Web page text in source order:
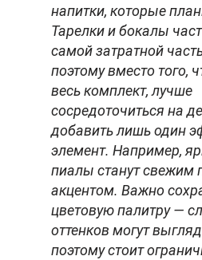
напитки, которые
Тарелки и бокалы
самой затратной
поэтому вместо того,
весь комплект, лучше
сосредоточиться на
добавить лишь один
элемент. Например,
пиалы станут
акцентом. Важно
цветовую палитру —
оттенков могут
поэтому стоит